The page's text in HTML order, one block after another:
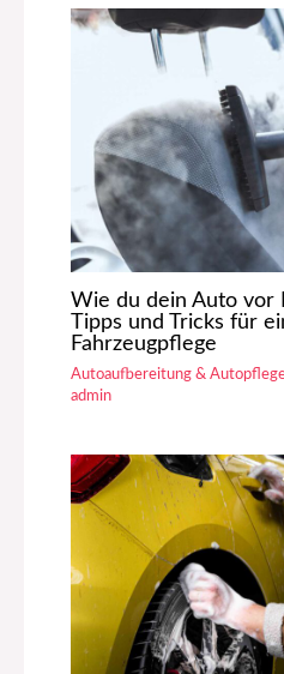
Wie du dein Auto vor
Tipps und Tricks für
Fahrzeugpflege
Autoaufbereitung &
admin